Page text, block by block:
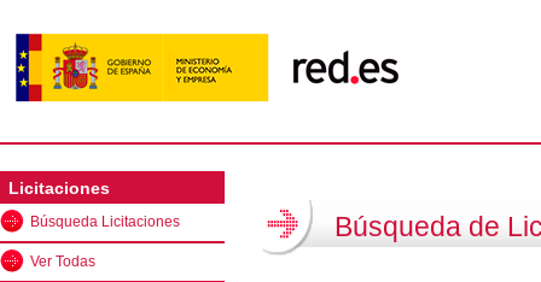
Licitaciones
Búsqueda Licitaciones
Ver Todas
Búsqueda de